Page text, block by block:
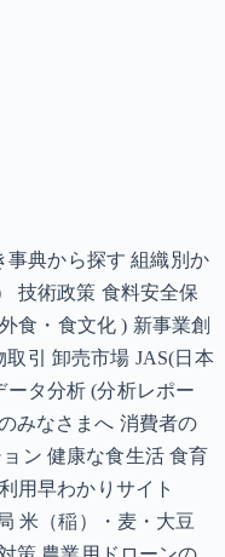
事典から探す 組織別か
技術政策 食料安全保
食・食文化 ) 新事業創
引 卸売市場 JAS(日本
ータ分析 (分析レポー
みなさまへ 消費者の
ン 健康な食生活 食育
用早わかりサイト
米（稲）・麦・大豆